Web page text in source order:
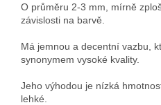
O průměru 2-3 mm, mírně
závislosti na barvě.
Má jemnou a decentní vazbu,
synonymem vysoké kvality.
Jeho výhodou je nízká
lehké.